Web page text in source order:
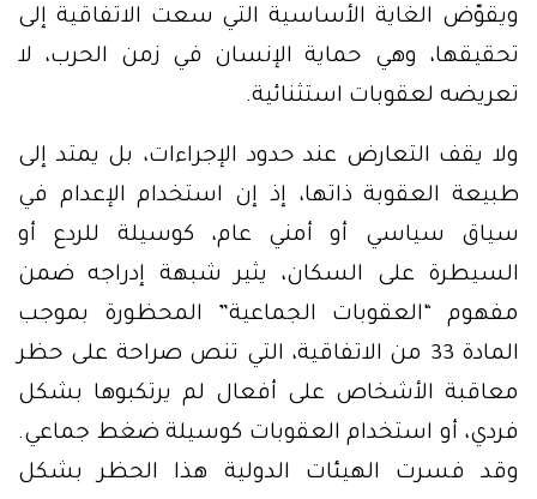
ويقوّض الغاية الأساسية التي سعت الاتفاقية إلى
تحقيقها، وهي حماية الإنسان في زمن الحرب، لا
تعريضه لعقوبات استثنائية.
ولا يقف التعارض عند حدود الإجراءات، بل يمتد إلى
طبيعة العقوبة ذاتها، إذ إن استخدام الإعدام في
سياق سياسي أو أمني عام، كوسيلة للردع أو
السيطرة على السكان، يثير شبهة إدراجه ضمن
مفهوم “العقوبات الجماعية” المحظورة بموجب
المادة 33 من الاتفاقية، التي تنص صراحة على حظر
معاقبة الأشخاص على أفعال لم يرتكبوها بشكل
فردي، أو استخدام العقوبات كوسيلة ضغط جماعي.
وقد فسرت الهيئات الدولية هذا الحظر بشكل